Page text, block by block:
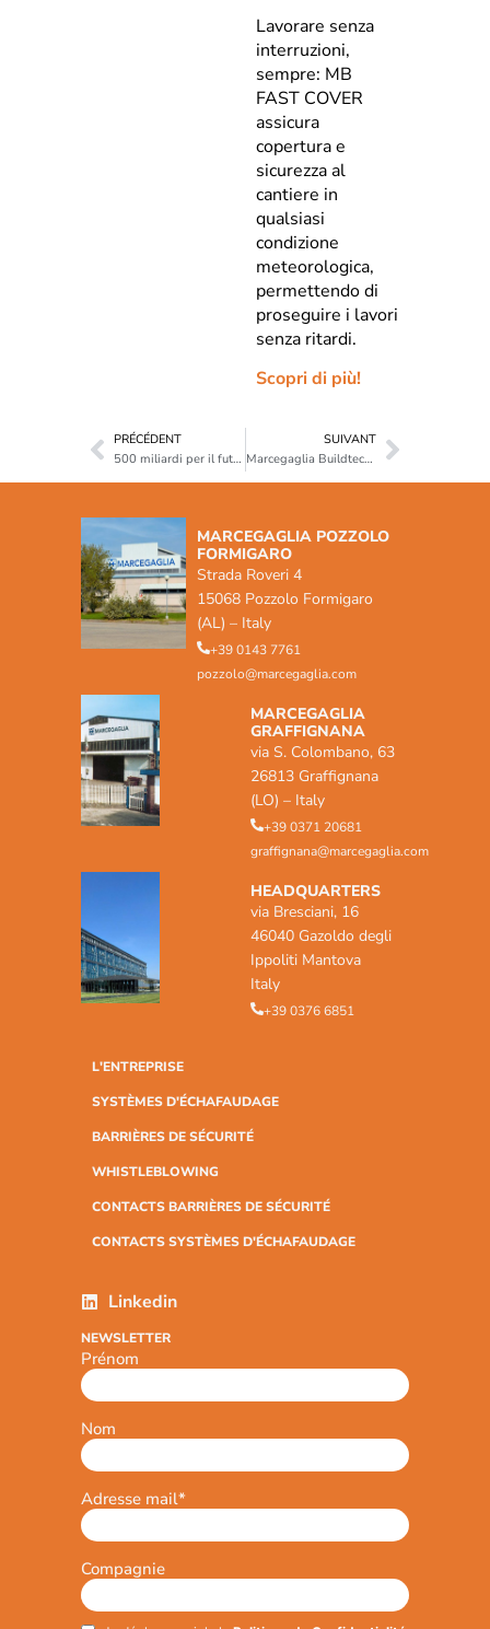
Lavorare senza
interruzioni,
sempre: MB
FAST COVER
assicura
copertura e
sicurezza al
cantiere in
qualsiasi
condizione
meteorologica,
permettendo di
proseguire i lavori
senza ritardi.
Scopri di più!
PRÉCÉDENT
500 miliardi per il futuro dell’Ucraina: Marcegaglia Buildtech presente a “On the Road to URC 2025”
SUIVANT
Marcegaglia Buildtech esplora nuove opportunità di collaborazione in Cile
MARCEGAGLIA POZZOLO
FORMIGARO
Strada Roveri 4
15068 Pozzolo Formigaro
(AL) – Italy
+39 0143 7761
pozzolo@marcegaglia.com
MARCEGAGLIA
GRAFFIGNANA
via S. Colombano, 63
26813 Graffignana
(LO) – Italy
+39 0371 20681
graffignana@marcegaglia.com
HEADQUARTERS
via Bresciani, 16
46040 Gazoldo degli
Ippoliti Mantova
Italy
+39 0376 6851
L'ENTREPRISE
SYSTÈMES D'ÉCHAFAUDAGE
BARRIÈRES DE SÉCURITÉ
WHISTLEBLOWING
CONTACTS BARRIÈRES DE SÉCURITÉ
CONTACTS SYSTÈMES D'ÉCHAFAUDAGE
Linkedin
NEWSLETTER
Prénom
Nom
Adresse mail*
Compagnie